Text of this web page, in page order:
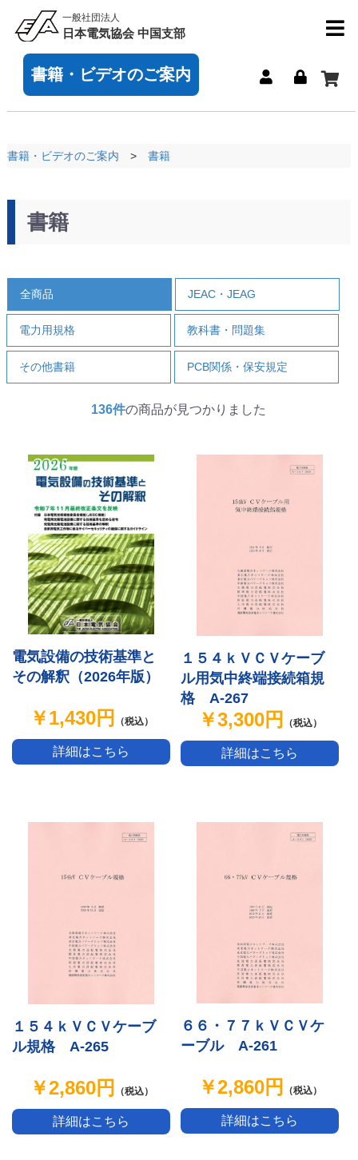
一般社団法人
日本電気協会 中国支部
書籍・ビデオのご案内
書籍・ビデオのご案内 書籍
書籍
全商品 JEAC・JEAG
電力用規格 教科書・問題集
その他書籍 PCB関係・保安規定
136件の商品が見つかりました
電気設備の技術基準と
その解釈（2026年版）
￥1,430円 （税込）
詳細はこちら
１５４ｋＶＣＶケーブ
ル用気中終端接続箱規
格 A-267
￥3,300円 （税込）
詳細はこちら
１５４ｋＶＣＶケーブ
ル規格 A-265
￥2,860円 （税込）
詳細はこちら
６６・７７ｋＶＣＶケ
ーブル A-261
￥2,860円 （税込）
詳細はこちら